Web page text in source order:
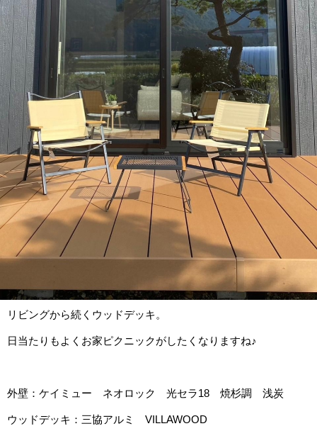
リビングから続くウッドデッキ。
日当たりもよくお家ピクニックがしたくなりますね♪
外壁：ケイミュー ネオロック 光セラ18 焼杉調 浅炭
ウッドデッキ：三協アルミ VILLAWOOD